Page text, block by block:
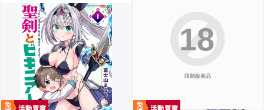
限制級商品
18